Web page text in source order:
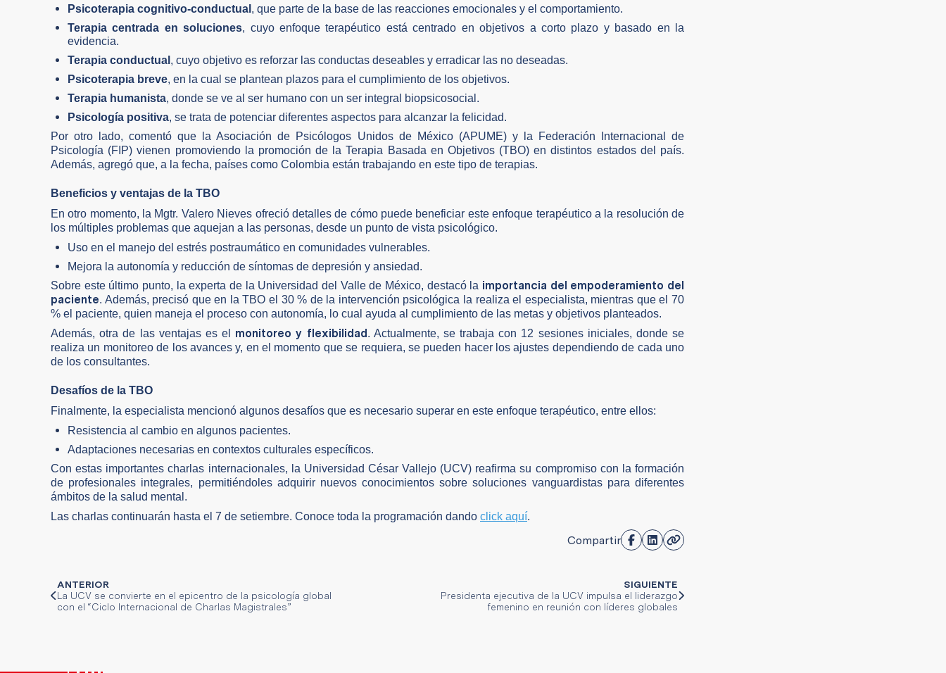
Psicoterapia cognitivo-conductual , que parte de la base de las reacciones emocionales y el comportamiento.
Terapia centrada en soluciones, cuyo enfoque terapéutico está centrado en objetivos a corto plazo y basado en la
evidencia.
Terapia conductual , cuyo objetivo es reforzar las conductas deseables y erradicar las no deseadas.
Psicoterapia breve, en la cual se plantean plazos para el cumplimiento de los objetivos.
Terapia humanista, donde se ve al ser humano con un ser integral biopsicosocial.
Psicología positiva, se trata de potenciar diferentes aspectos para alcanzar la felicidad.
Por otro lado, comentó que la Asociación de Psicólogos Unidos de México (APUME) y la Federación Internacional de
Psicología (FIP) vienen promoviendo la promoción de la Terapia Basada en Objetivos (TBO) en distintos estados del país.
Además, agregó que, a la fecha, países como Colombia están trabajando en este tipo de terapias.
Beneficios y ventajas de la TBO
En otro momento, la Mgtr. Valero Nieves ofreció detalles de cómo puede beneficiar este enfoque terapéutico a la resolución de
los múltiples problemas que aquejan a las personas, desde un punto de vista psicológico.
Uso en el manejo del estrés postraumático en comunidades vulnerables.
Mejora la autonomía y reducción de síntomas de depresión y ansiedad.
Sobre este último punto, la experta de la Universidad del Valle de México, destacó la importancia del empoderamiento del
paciente. Además, precisó que en la TBO el 30 % de la intervención psicológica la realiza el especialista, mientras que el 70
% el paciente, quien maneja el proceso con autonomía, lo cual ayuda al cumplimiento de las metas y objetivos planteados.
Además, otra de las ventajas es el monitoreo y flexibilidad. Actualmente, se trabaja con 12 sesiones iniciales, donde se
realiza un monitoreo de los avances y, en el momento que se requiera, se pueden hacer los ajustes dependiendo de cada uno
de los consultantes.
Desafíos de la TBO
Finalmente, la especialista mencionó algunos desafíos que es necesario superar en este enfoque terapéutico, entre ellos:
Resistencia al cambio en algunos pacientes.
Adaptaciones necesarias en contextos culturales específicos.
Con estas importantes charlas internacionales, la Universidad César Vallejo (UCV) reafirma su compromiso con la formación
de profesionales integrales, permitiéndoles adquirir nuevos conocimientos sobre soluciones vanguardistas para diferentes
ámbitos de la salud mental.
Las charlas continuarán hasta el 7 de setiembre. Conoce toda la programación dando click aquí.
Compartir
ANTERIOR
La UCV se convierte en el epicentro de la psicología global
con el “Ciclo Internacional de Charlas Magistrales”
SIGUIENTE
Presidenta ejecutiva de la UCV impulsa el liderazgo
femenino en reunión con líderes globales